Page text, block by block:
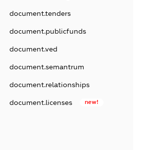
document.tenders
document.publicfunds
document.ved
document.semantrum
document.relationships
document.licenses new!